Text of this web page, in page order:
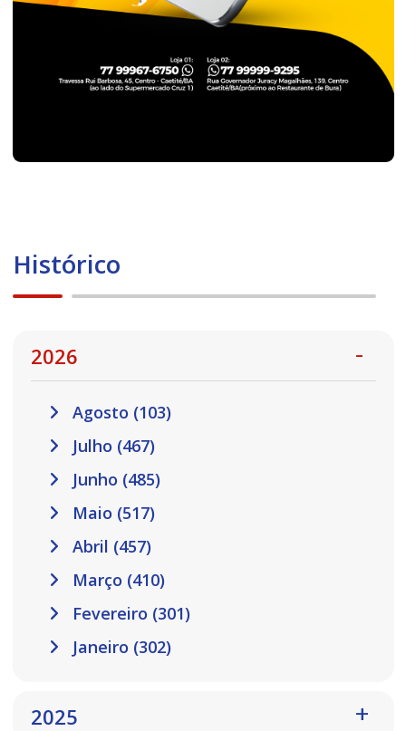
Histórico
2026
Agosto (103)
Julho (467)
Junho (485)
Maio (517)
Abril (457)
Março (410)
Fevereiro (301)
Janeiro (302)
2025